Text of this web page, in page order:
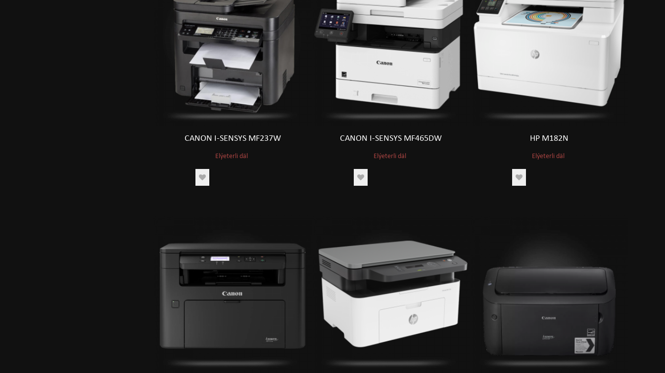
CANON I-SENSYS MF237W
Elýeterli däl
CANON I-SENSYS MF465DW
Elýeterli däl
HP M182N
Elýeterli däl